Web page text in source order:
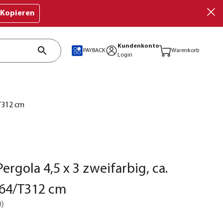
Kopieren
PAYBACK
Kundenkonto
Login
Warenkorb
cm
4,5 x 3 zweifarbig, ca.
T312 cm
)